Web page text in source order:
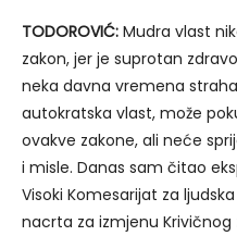
TODOROVIĆ: Mudra vlast
zakon, jer je suprotan
neka davna vremena
autokratska vlast, može
ovakve zakone, ali neće
i misle. Danas sam čitao
Visoki Komesarijat za
nacrta za izmjenu Krivičnog